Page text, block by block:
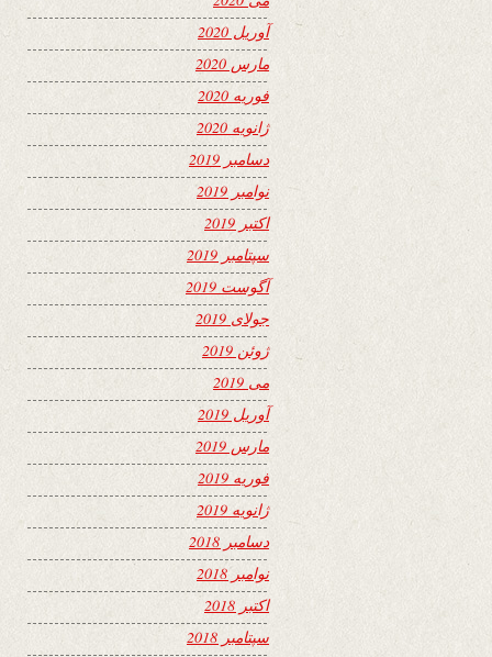
آوریل 2020
مارس 2020
فوریه 2020
ژانویه 2020
دسامبر 2019
نوامبر 2019
اکتبر 2019
سپتامبر 2019
آگوست 2019
جولای 2019
ژوئن 2019
می 2019
آوریل 2019
مارس 2019
فوریه 2019
ژانویه 2019
دسامبر 2018
نوامبر 2018
اکتبر 2018
سپتامبر 2018